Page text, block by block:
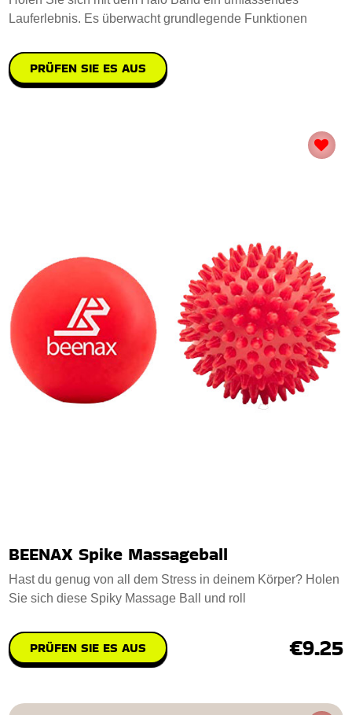
Lauferlebnis. Es überwacht grundlegende Funktionen
PRÜFEN SIE ES AUS
BEENAX Spike Massageball
Hast du genug von all dem Stress in deinem Körper? Holen
Sie sich diese Spiky Massage Ball und roll
PRÜFEN SIE ES AUS €9.25